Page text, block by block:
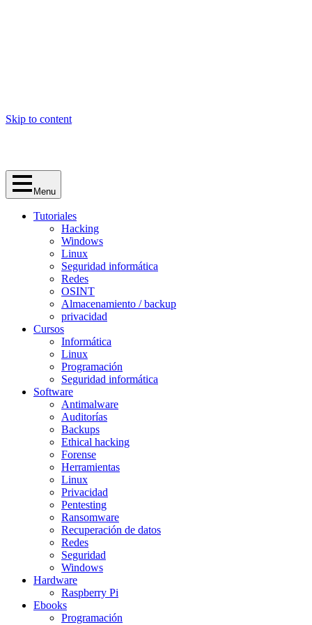
Skip to content
Menu
Tutoriales
Hacking
Windows
Linux
Seguridad informática
Redes
OSINT
Almacenamiento / backup
privacidad
Cursos
Informática
Linux
Programación
Seguridad informática
Software
Antimalware
Auditorías
Backups
Ethical hacking
Forense
Herramientas
Linux
Privacidad
Pentesting
Ransomware
Recuperación de datos
Redes
Seguridad
Windows
Hardware
Raspberry Pi
Ebooks
Programación